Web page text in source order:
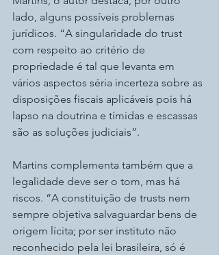
lado, alguns possíveis problemas
jurídicos. “A singularidade do trust
com respeito ao critério de
propriedade é tal que levanta em
vários aspectos séria incerteza sobre as
disposições fiscais aplicáveis pois há
lapso na doutrina e tímidas e escassas
são as soluções judiciais”.
Martins complementa também que a
legalidade deve ser o tom, mas há
riscos. “A constituição de trusts nem
sempre objetiva salvaguardar bens de
origem lícita; por ser instituto não
reconhecido pela lei brasileira, só é